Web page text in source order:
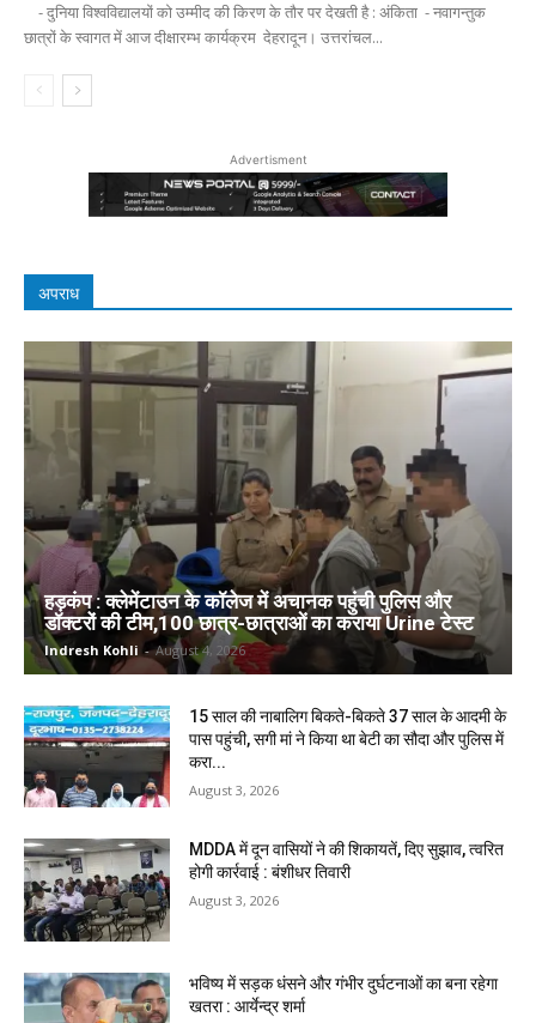
- दुनिया विश्वविद्यालयों को उम्मीद की किरण के तौर पर देखती है : अंकिता - नवागन्तुक
छात्रों के स्वागत में आज दीक्षारम्भ कार्यक्रम देहरादून। उत्तरांचल...
Advertisment
अपराध
हड़कंप : क्लेमेंटाउन के कॉलेज में अचानक पहुंची पुलिस और
डॉक्टरों की टीम,100 छात्र-छात्राओं का कराया Urine टेस्ट
Indresh Kohli - August 4, 2026
15 साल की नाबालिग बिकते-बिकते 37 साल के आदमी के
पास पहुंची, सगी मां ने किया था बेटी का सौदा और पुलिस में
करा...
August 3, 2026
MDDA में दून वासियों ने की शिकायतें, दिए सुझाव, त्वरित
होगी कार्रवाई : बंशीधर तिवारी
August 3, 2026
भविष्य में सड़क धंसने और गंभीर दुर्घटनाओं का बना रहेगा
खतरा : आर्येन्द्र शर्मा